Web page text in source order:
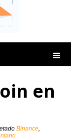
en
Binance,